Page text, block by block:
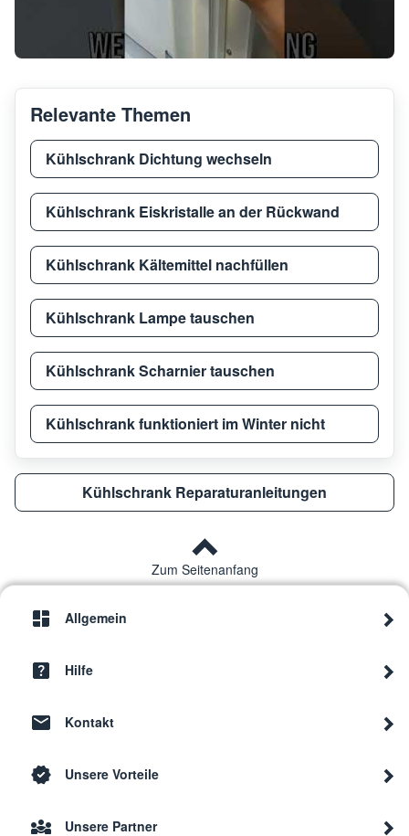
Relevante Themen
Kühlschrank Dichtung wechseln
Kühlschrank Eiskristalle an der Rückwand
Kühlschrank Kältemittel nachfüllen
Kühlschrank Lampe tauschen
Kühlschrank Scharnier tauschen
Kühlschrank funktioniert im Winter nicht
Kühlschrank Reparaturanleitungen
Zum Seitenanfang
Allgemein
Hilfe
Kontakt
Unsere Vorteile
Unsere Partner